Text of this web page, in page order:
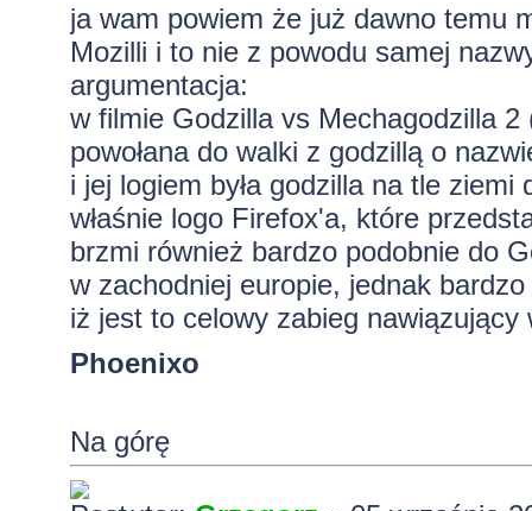
ja wam powiem że już dawno temu
Mozilli i to nie z powodu samej
argumentacja:
w filmie Godzilla vs Mechagodzilla
powołana do walki z godzillą o
i jej logiem była godzilla na tle
właśnie logo Firefox'a, które
brzmi również bardzo podobnie do
w zachodniej europie, jednak
iż jest to celowy zabieg nawiązujący
Phoenixo
Na górę